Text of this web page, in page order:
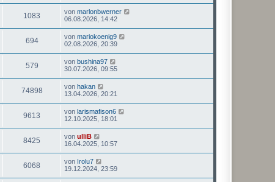
1083 von marlonbwerner
06.08.2026, 14:42
694 von mariokoenig9
02.08.2026, 20:39
579 von bushina97
30.07.2026, 09:55
74898 von hakan
13.04.2026, 20:21
9613 von larismafison6
12.10.2025, 18:01
8425 von ulliB
16.04.2025, 10:57
6068 von Irolu7
19.12.2024, 23:59